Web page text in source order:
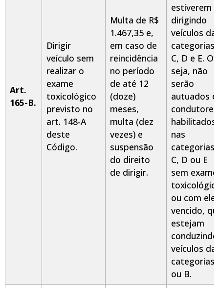
Art.
165-B.
Dirigir
veículo sem
realizar o
exame
toxicológico
previsto no
art. 148-A
deste
Código.
Multa de R$
1.467,35 e,
em caso de
reincidência
no período
de até 12
(doze)
meses,
multa (dez
vezes) e
suspensão
do direito
de dirigir.
estiverem
dirigindo
veículos
categorias
C, D e E. Ou
seja, não
serão
autuados
condutores
habilitados
nas
categorias
C, D ou E
sem exame
ou com ele
vencido,
estejam
conduzindo
veículos
categorias
ou B.